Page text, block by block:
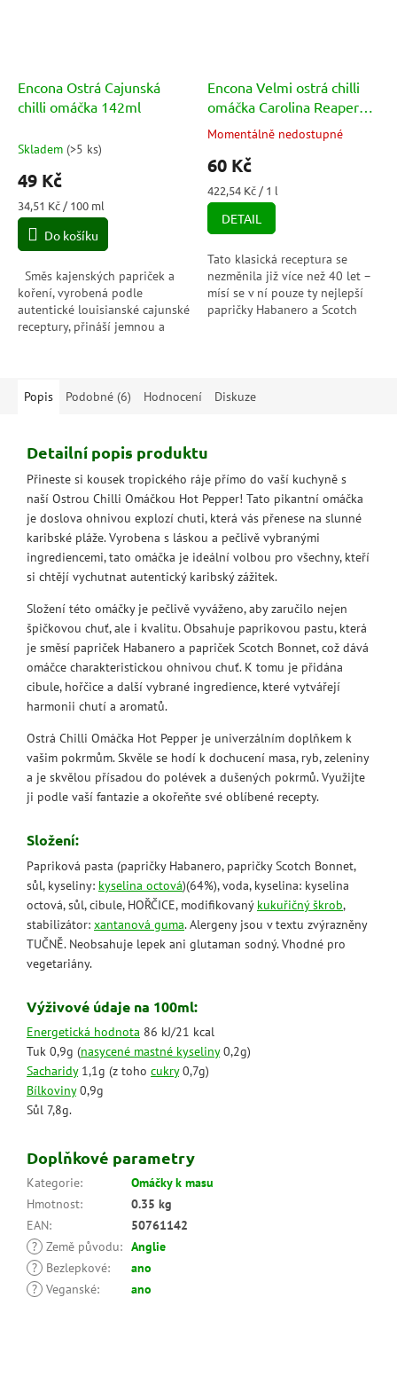
Encona Ostrá Cajunská
chilli omáčka 142ml
Skladem (>5 ks)
49 Kč
Měrná
cena:
34,51 Kč / 100 ml
Do košíku
Směs kajenských papriček a
koření, vyrobená podle
autentické louisianské cajunské
receptury, přináší jemnou a
Encona Velmi ostrá chilli
omáčka Carolina Reaper
142ml
Průměrné
hodnocení
produktu
je
5,0
5
hvězdiček.
Momentálně nedostupné
60 Kč
Měrná
cena:
422,54 Kč / 1 l
DETAIL
Tato klasická receptura se
nezměnila již více než 40 let –
mísí se v ní pouze ty nejlepší
papričky Habanero a Scotch
Popis Podobné (6) Hodnocení Diskuze
Detailní popis produktu
Přineste si kousek tropického ráje přímo do vaší kuchyně s
naší Ostrou Chilli Omáčkou Hot Pepper! Tato pikantní omáčka
je doslova ohnivou explozí chuti, která vás přenese na slunné
karibské pláže. Vyrobena s láskou a pečlivě vybranými
ingrediencemi, tato omáčka je ideální volbou pro všechny, kteří
si chtějí vychutnat autentický karibský zážitek.
Složení této omáčky je pečlivě vyváženo, aby zaručilo nejen
špičkovou chuť, ale i kvalitu. Obsahuje paprikovou pastu, která
je směsí papriček Habanero a papriček Scotch Bonnet, což dává
omáčce charakteristickou ohnivou chuť. K tomu je přidána
cibule, hořčice a další vybrané ingredience, které vytvářejí
harmonii chutí a aromatů.
Ostrá Chilli Omáčka Hot Pepper je univerzálním doplňkem k
vašim pokrmům. Skvěle se hodí k dochucení masa, ryb, zeleniny
a je skvělou přísadou do polévek a dušených pokrmů. Využijte
ji podle vaší fantazie a okořeňte své oblíbené recepty.
Složení:
Papriková pasta (papričky Habanero, papričky Scotch Bonnet,
sůl, kyseliny: kyselina octová)(64%), voda, kyselina: kyselina
octová, sůl, cibule, HOŘČICE, modifikovaný kukuřičný škrob,
stabilizátor: xantanová guma. Alergeny jsou v textu zvýrazněny
TUČNĚ. Neobsahuje lepek ani glutaman sodný. Vhodné pro
vegetariány.
Výživové údaje na 100ml:
Energetická hodnota 86 kJ/21 kcal
Tuk 0,9g (nasycené mastné kyseliny0,2g)
Sacharidy1,1g (z toho cukry0,7g)
Bílkoviny0,9g
Sůl 7,8g.
Doplňkové parametry
Kategorie:
Omáčky k masu
Hmotnost:
0.35 kg
EAN:
50761142
? Země původu: Anglie
?
Bezlepkové:
ano
? Veganské: ano